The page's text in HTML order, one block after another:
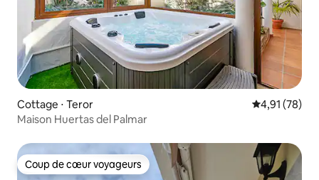
Cottage ⋅ Teror Évaluation
4,91 (78)
Maison Huertas del Palmar
Coup de cœur voyageurs
Coup de cœur voyageurs